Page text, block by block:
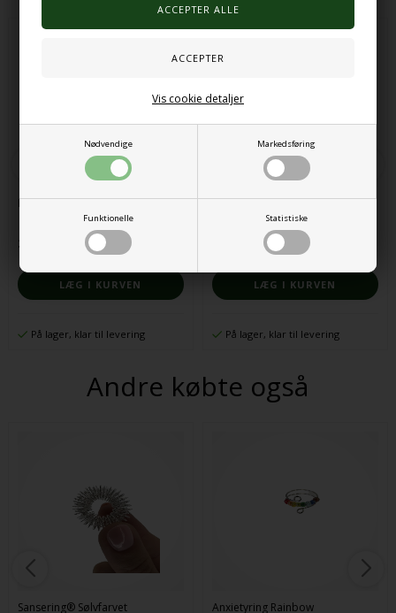
Nødvendige Markedsføring
Funktionelle Statistiske
Vis cookie detaljer
Fidget pad rød
34,00 DKK
På lager, klar til levering
Teksturerede squeeze former
149,00 DKK
På lager, klar til levering
Andre købte også
Sansering® Sølvfarvet Anxietyring Rainbow